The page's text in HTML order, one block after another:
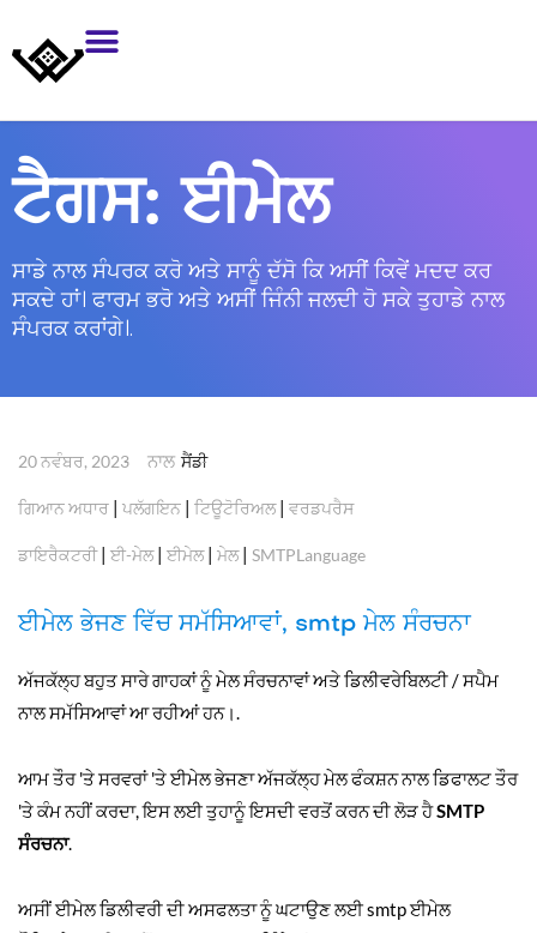
ਟੈਗਸ:ਈਮੇਲ
ਸਾਡੇ ਨਾਲ ਸੰਪਰਕ ਕਰੋ ਅਤੇ ਸਾਨੂੰ ਦੱਸੋ ਕਿ ਅਸੀਂ ਕਿਵੇਂ ਮਦਦ ਕਰ
ਸਕਦੇ ਹਾਂ। ਫਾਰਮ ਭਰੋ ਅਤੇ ਅਸੀਂ ਜਿੰਨੀ ਜਲਦੀ ਹੋ ਸਕੇ ਤੁਹਾਡੇ ਨਾਲ
ਸੰਪਰਕ ਕਰਾਂਗੇ।.
20 ਨਵੰਬਰ, 2023 ਨਾਲ ਸੈਂਡੀ
ਗਿਆਨ ਅਧਾਰ | ਪਲੱਗਇਨ | ਟਿਊਟੋਰਿਅਲ| ਵਰਡਪਰੈਸ
ਡਾਇਰੈਕਟਰੀ| ਈ-ਮੇਲ| ਈਮੇਲ| ਮੇਲ| SMTPLanguage
ਈਮੇਲ ਭੇਜਣ ਵਿੱਚ ਸਮੱਸਿਆਵਾਂ, smtp ਮੇਲ ਸੰਰਚਨਾ
ਅੱਜਕੱਲ੍ਹ ਬਹੁਤ ਸਾਰੇ ਗਾਹਕਾਂ ਨੂੰ ਮੇਲ ਸੰਰਚਨਾਵਾਂ ਅਤੇ ਡਿਲੀਵਰੇਬਿਲਟੀ / ਸਪੈਮ
ਨਾਲ ਸਮੱਸਿਆਵਾਂ ਆ ਰਹੀਆਂ ਹਨ।.
ਆਮ ਤੌਰ 'ਤੇ ਸਰਵਰਾਂ 'ਤੇ ਈਮੇਲ ਭੇਜਣਾ ਅੱਜਕੱਲ੍ਹ ਮੇਲ ਫੰਕਸ਼ਨ ਨਾਲ ਡਿਫਾਲਟ ਤੌਰ
'ਤੇ ਕੰਮ ਨਹੀਂ ਕਰਦਾ, ਇਸ ਲਈ ਤੁਹਾਨੂੰ ਇਸਦੀ ਵਰਤੋਂ ਕਰਨ ਦੀ ਲੋੜ ਹੈSMTP
ਸੰਰਚਨਾ.
ਅਸੀਂ ਈਮੇਲ ਡਿਲੀਵਰੀ ਦੀ ਅਸਫਲਤਾ ਨੂੰ ਘਟਾਉਣ ਲਈ smtp ਈਮੇਲ